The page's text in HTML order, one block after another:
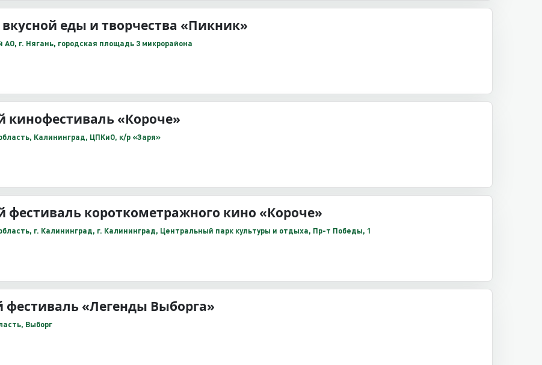
еды и творчества «Пикник»
г. Нягань, городская площадь 3 микрорайона
кинофестиваль «Короче»
Калининград, ЦПКиО, к/р «Заря»
фестиваль короткометражного кино «Короче»
г. Калининград, г. Калининград, Центральный парк культуры и отдыха, Пр-т Победы, 1
фестиваль «Легенды Выборга»
Выборг